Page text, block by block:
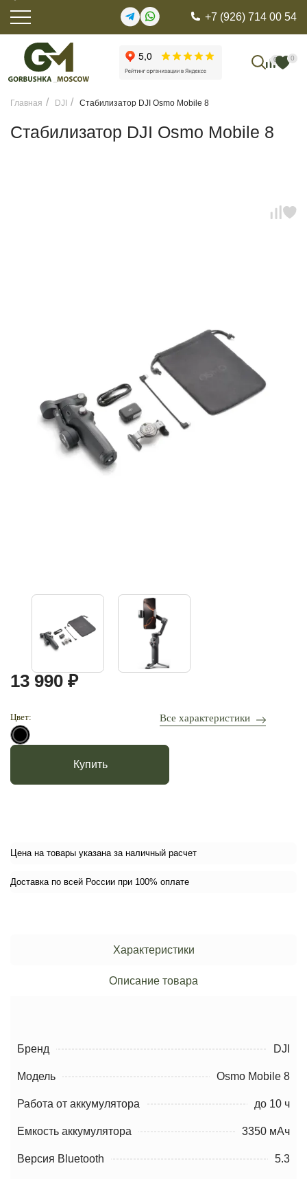
+7 (926) 714 00 54
0 0
Главная DJI Стабилизатор DJI Osmo Mobile 8
Стабилизатор DJI Osmo Mobile 8
13 990 ₽
Цвет: Все характеристики
Купить
Цена на товары указана за наличный расчет
Доставка по всей России при 100% оплате
Характеристики
Описание товара
Бренд DJI
Модель Osmo Mobile 8
Работа от аккумулятора до 10 ч
Емкость аккумулятора 3350 мАч
Версия Bluetooth 5.3